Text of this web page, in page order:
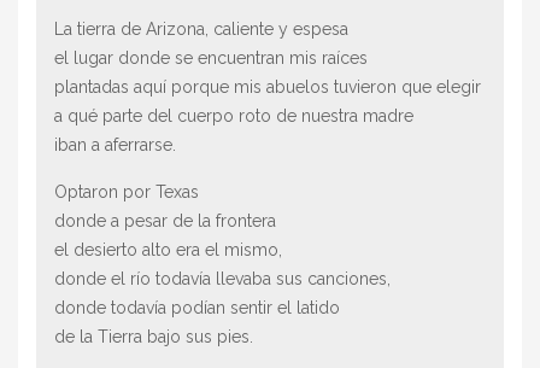
La tierra de Arizona, caliente y espesa
el lugar donde se encuentran mis raíces
plantadas aquí porque mis abuelos tuvieron que elegir
a qué parte del cuerpo roto de nuestra madre
iban a aferrarse.
Optaron por Texas
donde a pesar de la frontera
el desierto alto era el mismo,
donde el río todavía llevaba sus canciones,
donde todavía podían sentir el latido
de la Tierra bajo sus pies.